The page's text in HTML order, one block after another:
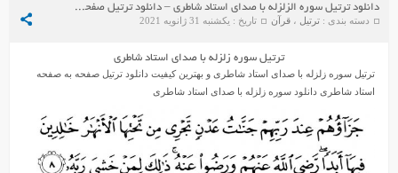
دانلود ترتیل سوره الزلزله با صدای استاد شاطری – دانلود ترتیل صفحه به صفحه استاد شاطری
دسته بندی :ترتیل ،قرآن تاریخ : یکشنبه 31 ژانویه 2021
ترتیل سوره زلزله با صدای استاد شاطری
ترتیل سوره زلزله با صدای استاد شاطری و بهترین کیفیت دانلود ترتیل صفحه به صفحه
استاد شاطری دانلود سوره زلزله با صدای استاد شاطری